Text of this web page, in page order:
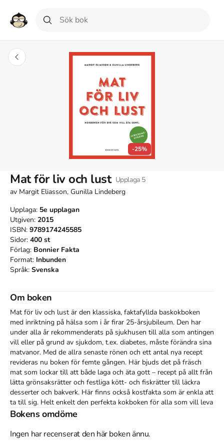
-25%
Mat för liv och lust Upplaga 5
av Margit Eliasson, Gunilla Lindeberg
Upplaga: 5e upplagan
Utgiven: 2015
ISBN: 9789174245585
Sidor: 400 st
Förlag: Bonnier Fakta
Format: Inbunden
Språk: Svenska
Om boken
Mat för liv och lust är den klassiska, faktafyllda baskokboken
med inriktning på hälsa som i år firar 25-årsjubileum. Den har
under alla år rekommenderats på sjukhusen till alla som antingen
vill eller på grund av sjukdom, t.ex. diabetes, måste förändra sina
matvanor. Med de allra senaste rönen och ett antal nya recept
revideras nu boken för femte gången. Här bjuds det på fräsch
mat som lockar till att både laga och äta gott – recept på allt från
lätta grönsaksrätter och festliga kött- och fiskrätter till läckra
desserter och bakverk. Här finns också kostfakta som är enkla att
ta till sig. Helt enkelt den perfekta kokboken för alla som vill leva
ett sundare och friskare liv.
Åtkomstkoder och digitalt tilläggsmaterial garanteras inte
Bokens omdöme
Ingen har recenserat den här boken ännu.